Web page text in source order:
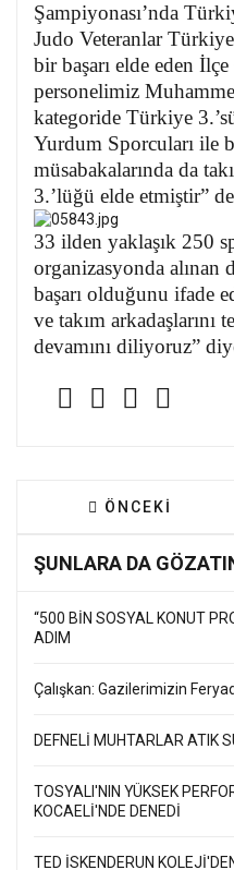
Şampiyonası’nda
Judo Veteranlar
bir başarı elde eden
personelimiz
kategoride Türkiye
Yurdum Sporcuları ile
müsabakalarında da
3.’lüğü elde etmiştir”
33 ilden yaklaşık 250
organizasyonda alınan
başarı olduğunu ifade
ve takım arkadaşlarını
devamını diliyoruz”
ÖNCEKI
ÖNCEKI
ŞUNLARA DA
“500 BİN SOSYAL KONUT
ADIM
Çalışkan: Gazilerimizin
DEFNELİ MUHTARLAR ATIK
TOSYALI'NIN YÜKSEK
KOCAELİ'NDE DENEDİ
TED İSKENDERUN